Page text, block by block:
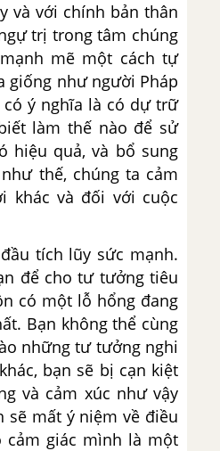
và với chính bản thân
trị trong tâm chúng
mẽ một cách tự
giống như người Pháp
có ý nghĩa là có dự trữ
làm thế nào để sử
hiệu quả, và bổ sung
thế, chúng ta cảm
khác và đối với cuộc
tích lũy sức mạnh.
để cho tư tưởng tiêu
có một lỗ hổng đang
Bạn không thể cùng
những tư tưởng nghi
bạn sẽ bị cạn kiệt
và cảm xúc như vậy
sẽ mất ý niệm về điều
cảm giác mình là một